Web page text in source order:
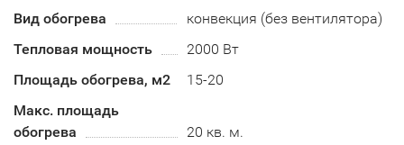
Вид обогрева
конвекция (без вентилятора)
Тепловая мощность
2000 Вт
Площадь обогрева, м2
15-20
Макс. площадь
обогрева
20 кв. м.